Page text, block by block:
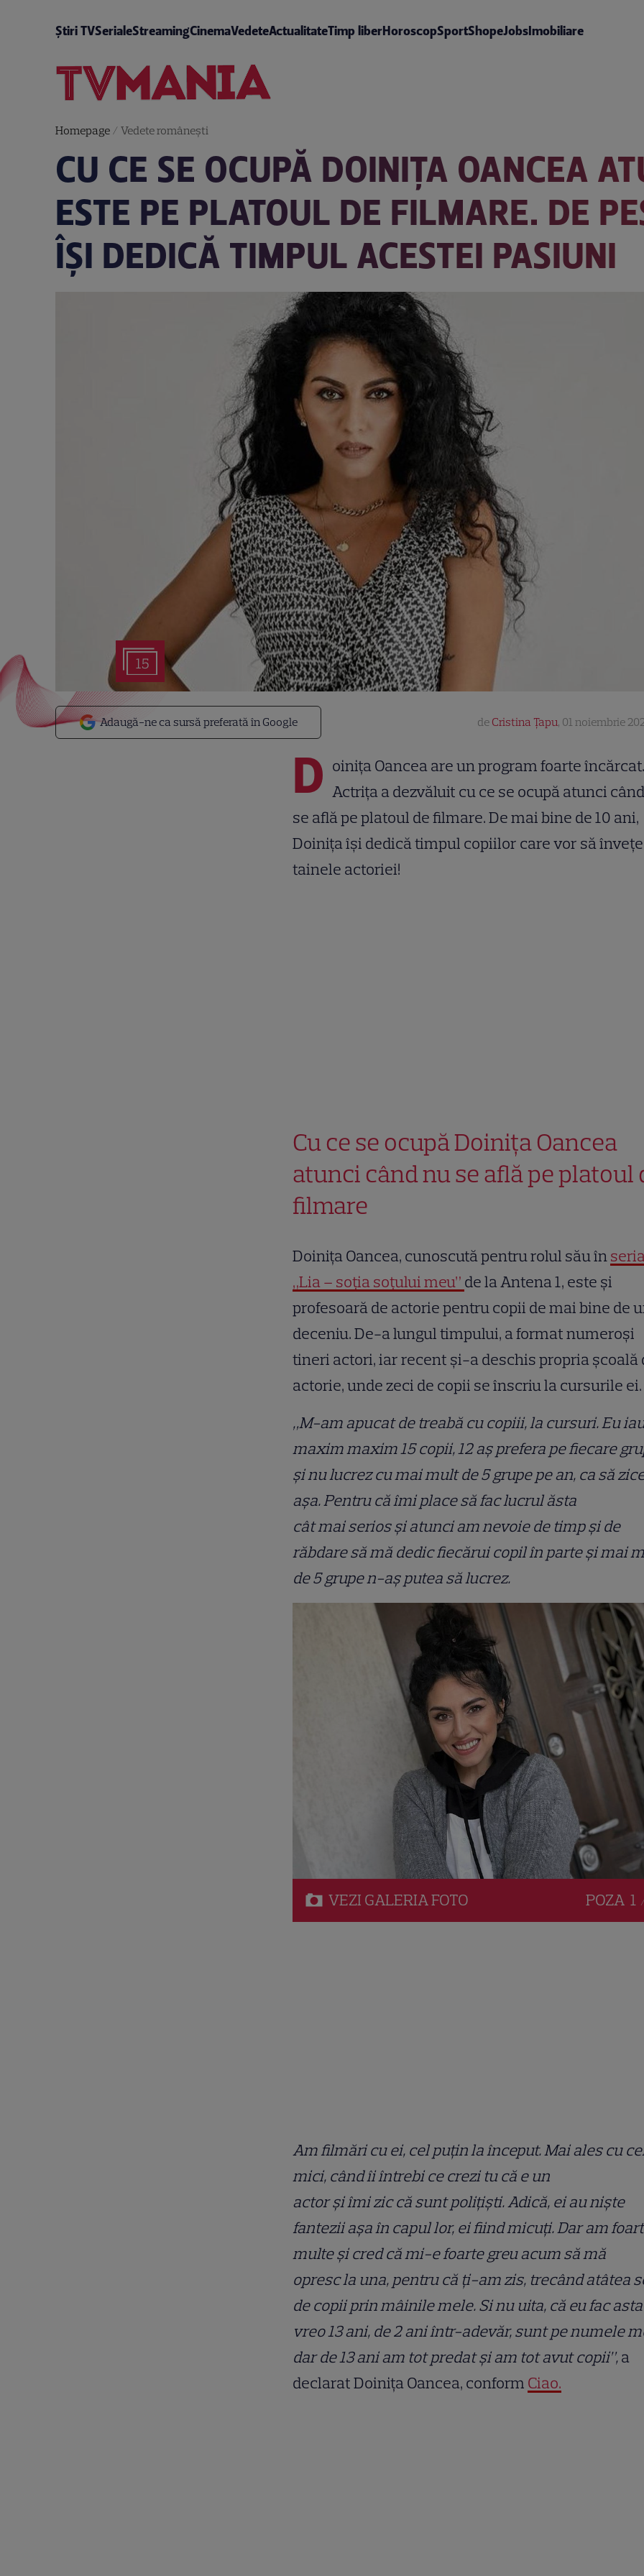
Știri TVSerialeStreamingCinemaVedeteActualitateTimp liberHoroscopSportShopeJobsImobiliare
Homepage/ Vedete româneşti
CU CE SE OCUPĂ DOINIȚA OANCEA
ESTE PE PLATOUL DE FILMARE. DE
ÎȘI DEDICĂ TIMPUL ACESTEI PASIUNI
15
Adaugă-ne ca sursă preferată în Google de Cristina Țapu, 01 noiembrie
D oinița Oancea are un program foarte încărcat.
Actrița a dezvăluit cu ce se ocupă atunci
se află pe platoul de filmare. De mai bine de 10 ani,
Doinița își dedică timpul copiilor care vor să învețe
tainele actoriei!
Cu ce se ocupă Doinița Oancea
atunci când nu se află pe platoul
filmare
Doinița Oancea, cunoscută pentru rolul său în
„Lia – soția soțului meu” de la Antena 1, este și
profesoară de actorie pentru copii de mai bine de
deceniu. De-a lungul timpului, a format numeroși
tineri actori, iar recent și-a deschis propria școală
actorie, unde zeci de copii se înscriu la cursurile ei.
„M-am apucat de treabă cu copiii, la cursuri. Eu
maxim maxim 15 copii, 12 aș prefera pe fiecare
și nu lucrez cu mai mult de 5 grupe pe an, ca să
așa. Pentru că îmi place să fac lucrul ăsta
cât mai serios și atunci am nevoie de timp și de
răbdare să mă dedic fiecărui copil în parte și mai
de 5 grupe n-aș putea să lucrez.
VEZI GALERIAFOTO POZA 1
Am filmări cu ei, cel puțin la început. Mai ales cu
mici, când îi întrebi ce crezi tu că e un
actor și îmi zic că sunt polițiști. Adică, ei au niște
fantezii așa în capul lor, ei fiind micuți. Dar am
multe și cred că mi-e foarte greu acum să mă
opresc la una, pentru că ți-am zis, trecând atâtea
de copii prin mâinile mele. Si nu uita, că eu fac
vreo 13 ani, de 2 ani într-adevăr, sunt pe numele
dar de 13 ani am tot predat și am tot avut copii”,a
declarat Doinița Oancea, conform Ciao.